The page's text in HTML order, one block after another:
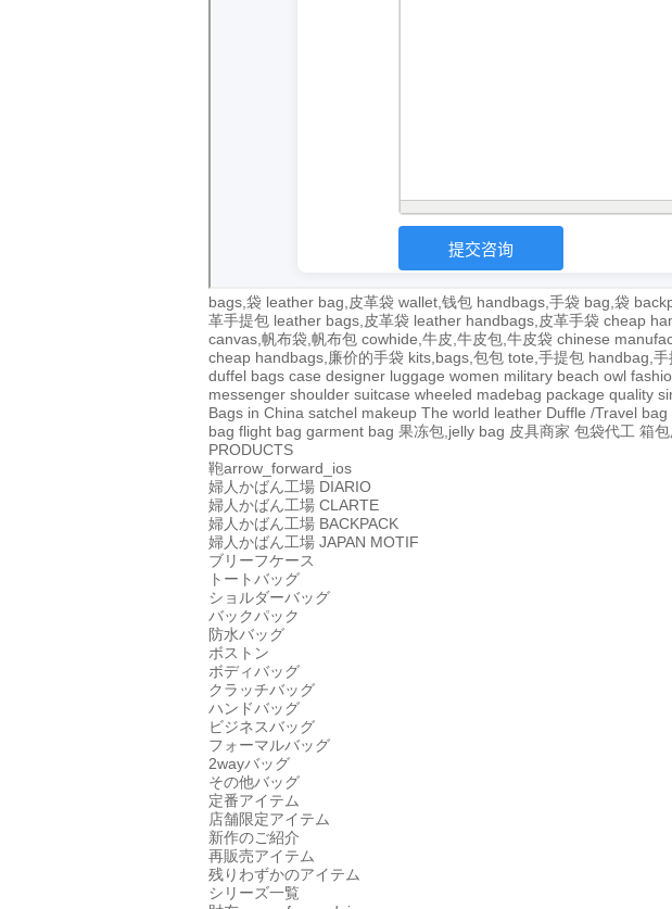
bags,袋 leather bag,皮革袋 wallet,钱包 handbags,手袋 bag,袋
革手提包 leather bags,皮革袋 leather handbags,皮革手袋 cheap
canvas,帆布袋,帆布包 cowhide,牛皮,牛皮包,牛皮袋 chinese
cheap handbags,廉价的手袋 kits,bags,包包 tote,手提包 handbag,手
duffel bags case designer luggage women military beach owl
messenger shoulder suitcase wheeled madebag package quality
Bags in China satchel makeup The world leather Duffle /Travel bag
bag flight bag garment bag 果冻包,jelly bag 皮具商家 包袋代工 箱
PRODUCTS
鞄arrow_forward_ios
婦人かばん工場 DIARIO
婦人かばん工場 CLARTE
婦人かばん工場 BACKPACK
婦人かばん工場 JAPAN MOTIF
ブリーフケース
トートバッグ
ショルダーバッグ
バックパック
防水バッグ
ボストン
ボディバッグ
クラッチバッグ
ハンドバッグ
ビジネスバッグ
フォーマルバッグ
2wayバッグ
その他バッグ
定番アイテム
店舗限定アイテム
新作のご紹介
再販売アイテム
残りわずかのアイテム
シリーズ一覧